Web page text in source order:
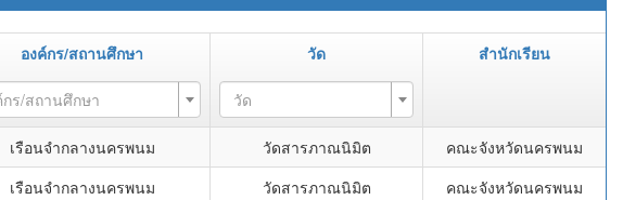
องค์กร/สถานศึกษา วัด สำนักเรียน
กร/สถานศึกษา วัด
เรือนจำกลางนครพนม วัดสารภาณนิมิต
คณะจังหวัดนครพนม
เรือนจำกลางนครพนม วัดสารภาณนิมิต
คณะจังหวัดนครพนม